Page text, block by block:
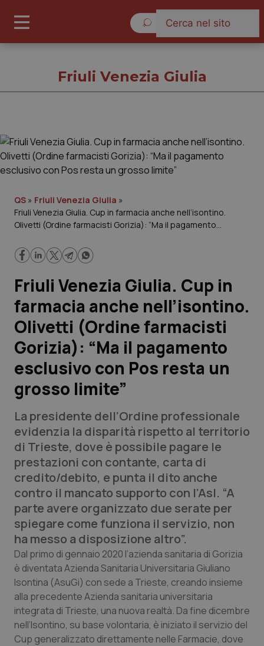
Cronache
Governo e Parlamento
Regioni e Asl
Lavoro e Professioni
Scienza e Farmaci
Studi e Analisi
Lettere al direttore
Edizioni Regionali
QS Pro
Professionisti Sanitari.AI
Abruzzo
Basilicata
Calabria
Campania
Emilia-Romagna
Friuli Venezia Giulia
QS Pro Gold
Artrite & artrosi
Asma & BPCO
Car-T
Colesterolo & coronaropatie
Dermatite Atopica
QS Club Newsletter
Friuli Venezia Giulia
QS » Friuli Venezia Giulia »
Friuli Venezia Giulia. Cup in farmacia anche nell’isontino.
Olivetti (Ordine farmacisti Gorizia): “Ma il pagamento
Friuli Venezia Giulia. Cup in
farmacia anche nell’isontino.
Olivetti (Ordine farmacisti
Gorizia): “Ma il pagamento
esclusivo con Pos resta un
grosso limite”
La presidente dell’Ordine professionale
evidenzia la disparità rispetto al territorio
di Trieste, dove è possibile pagare le
prestazioni con contante, carta di
credito/debito, e punta il dito anche
contro il mancato supporto con l’Asl. “A
parte avere organizzato due serate per
spiegare come funziona il servizio, non
ha messo a disposizione altro”.
Dal primo di gennaio 2020 l’azienda sanitaria di Gorizia
è diventata Azienda Sanitaria Universitaria Giuliano
Isontina (AsuGi) con sede a Trieste, creando insieme
alla precedente Azienda sanitaria universitaria
integrata di Trieste, una nuova realtà. Da fine dicembre
nell’Isontino, su base volontaria, è iniziato il servizio del
Cup generalizzato direttamente nelle Farmacie, dove